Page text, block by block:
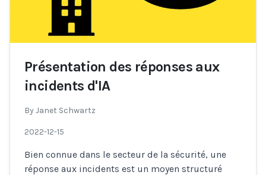
Présentation des réponses aux
incidents d'IA
ByJanet Schwartz
2022-12-15
Bien connue dans le secteur de la sécurité, une
réponse aux incidents est un moyen structuré